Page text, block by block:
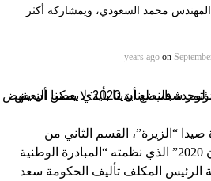
محمد السعودي، ويمشاركة أكثر
on
“الزيرة”، القسم الثاني من
أعمال مؤتمر “شباب لبنان 2020” الذي نظمته “المبادرة الوطنية
الرئيس المكلف تأليف الحكومة سعد